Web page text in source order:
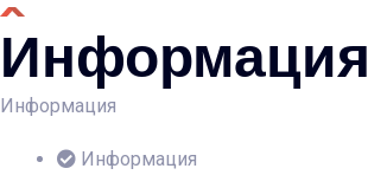
Информация
Информация
Информация